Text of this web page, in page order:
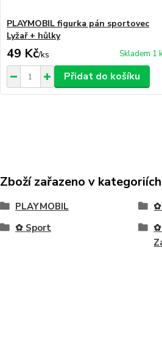
PLAYMOBIL figurka pán sportovec
Lyžař + hůlky
49 Kč/ks Skladem 1
Přidat do košíku
Zboží zařazeno v kategoriích
PLAYMOBIL ✿
✿ Sport
✿